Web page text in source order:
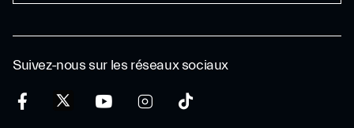
Suivez-nous sur les réseaux sociaux